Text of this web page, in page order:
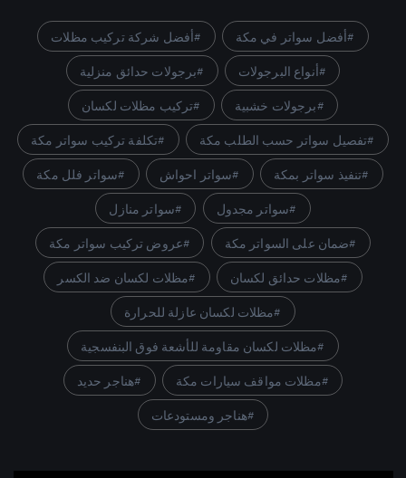
أفضل سواتر في مكة
أفضل شركة تركيب مظلات
أنواع البرجولات
برجولات حدائق منزلية
برجولات خشبية
تركيب مظلات لكسان
تفصيل سواتر حسب الطلب مكة
تكلفة تركيب سواتر مكة
تنفيذ سواتر بمكة
سواتر احواش
سواتر فلل مكة
سواتر مجدول
سواتر منازل
ضمان على السواتر مكة
عروض تركيب سواتر مكة
مظلات حدائق لكسان
مظلات لكسان ضد الكسر
مظلات لكسان عازلة للحرارة
مظلات لكسان مقاومة للأشعة فوق البنفسجية
مظلات مواقف سيارات مكة
هناجر حديد
هناجر ومستودعات